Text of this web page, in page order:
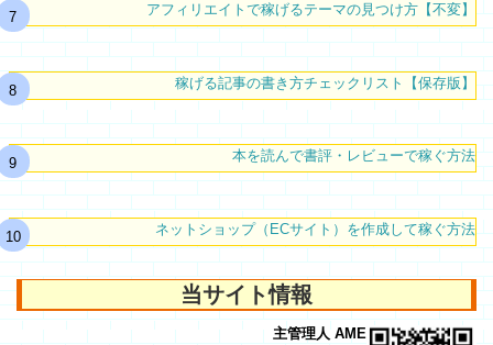
アフィリエイトで稼げるテーマの見つけ方【不変】
稼げる記事の書き方チェックリスト【保存版】
本を読んで書評・レビューで稼ぐ方法
ネットショップ（ECサイト）を作成して稼ぐ方法
当サイト情報
主管理人 AME